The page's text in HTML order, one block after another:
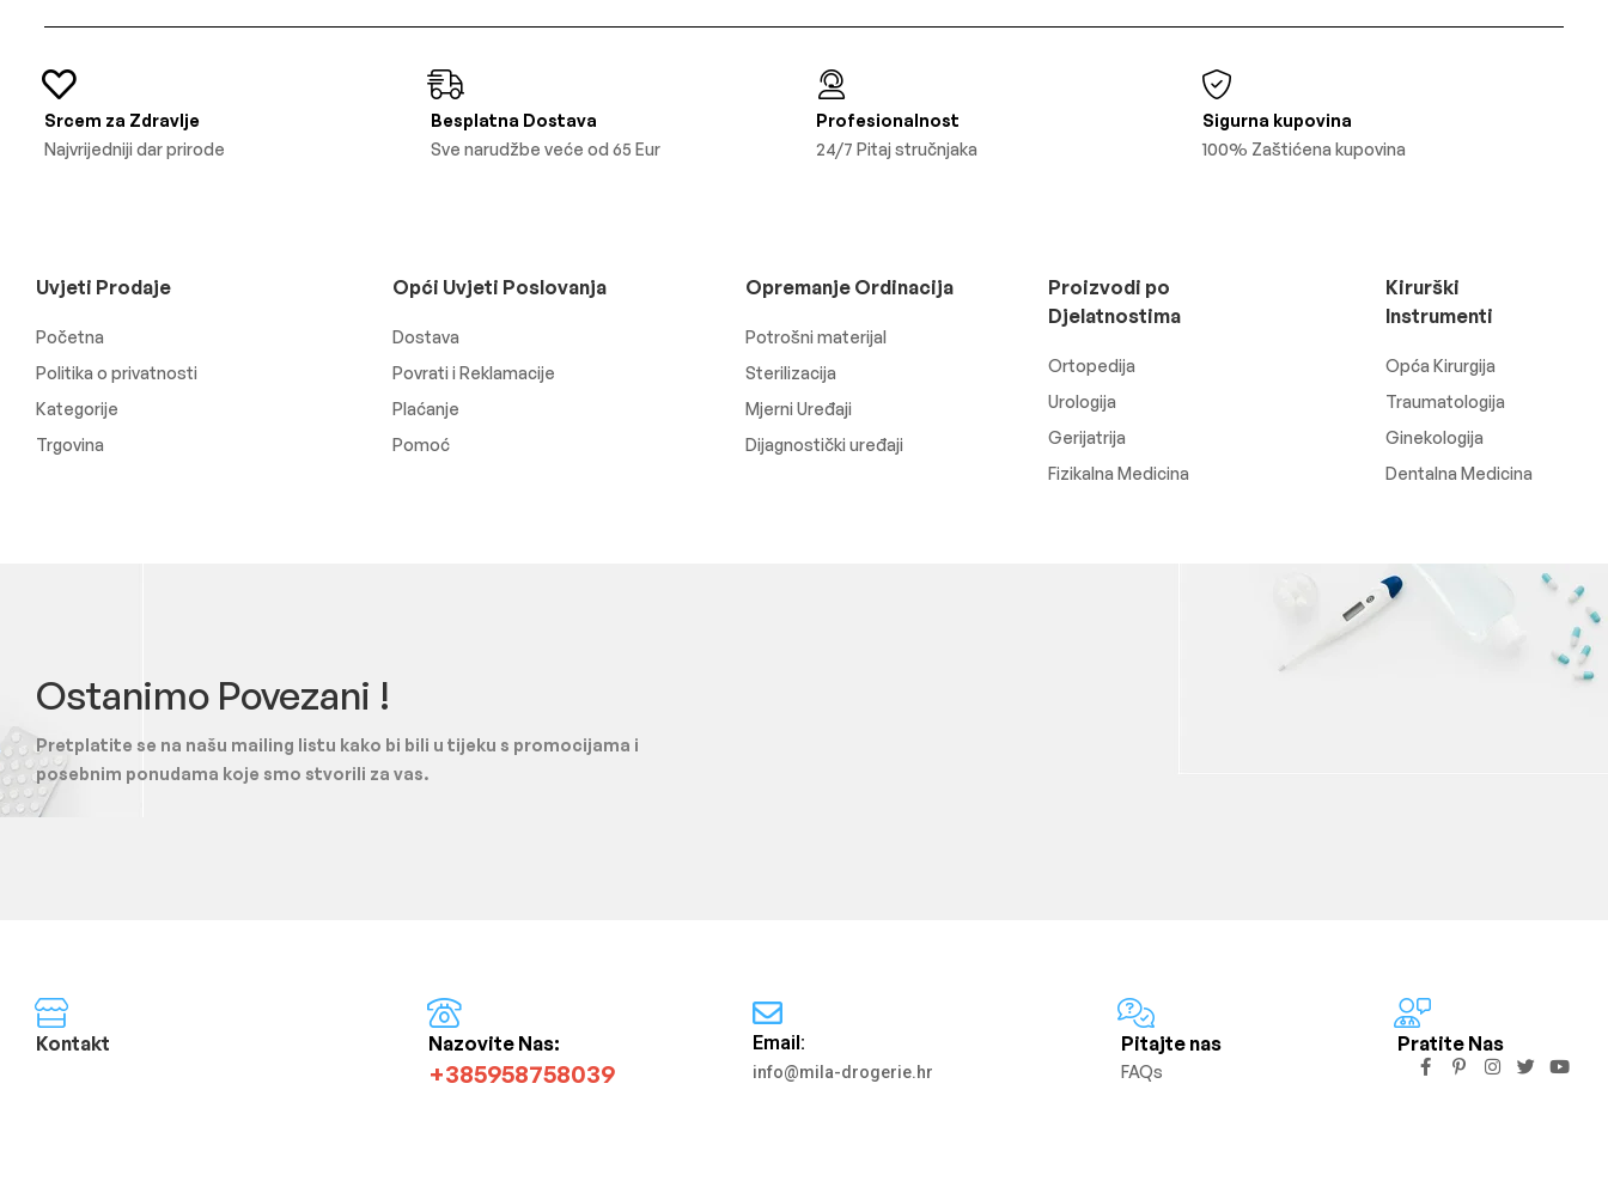
Srcem za Zdravlje
Najvrijedniji dar prirode
Besplatna Dostava
Sve narudžbe veće od 65 Eur
Profesionalnost
24/7 Pitaj stručnjaka
Sigurna kupovina
100% Zaštićena kupovina
Uvjeti Prodaje
Početna
Politika o privatnosti
Kategorije
Trgovina
Opći Uvjeti Poslovanja
Dostava
Povrati i Reklamacije
Plaćanje
Pomoć
Opremanje Ordinacija
Potrošni materijal
Sterilizacija
Mjerni Uređaji
Dijagnostički uređaji
Proizvodi po
Djelatnostima
Ortopedija
Urologija
Gerijatrija
Fizikalna Medicina
Kirurški
Instrumenti
Opća Kirurgija
Traumatologija
Ginekologija
Dentalna Medicina
Ostanimo Povezani !
Pretplatite se na našu mailing listu kako bi bili u tijeku s promocijama i
posebnim ponudama koje smo stvorili za vas.
Kontakt Nazovite Nas:
+385958758039
Email:
info@mila-drogerie.hr
Pitajte nas
FAQs
Pratite Nas